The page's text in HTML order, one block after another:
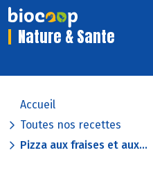
Nature & Sante
Accueil
Toutes nos recettes
Pizza aux fraises et aux...